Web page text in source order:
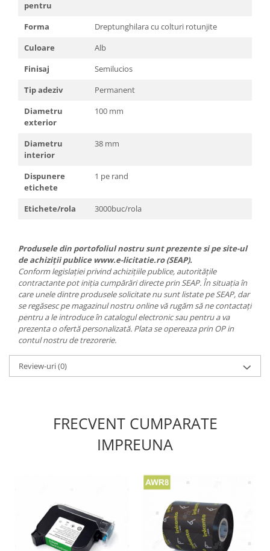
pentru
Forma
Dreptunghilara cu colturi rotunjite
Culoare
Alb
Finisaj
Semilucios
Tip adeziv
Permanent
Diametru
exterior
100 mm
Diametru
interior
38 mm
Dispunere
etichete
1 pe rand
Etichete/rola 3000buc/rola
Produsele din portofoliul nostru sunt prezente si pe site-ul
de achiziții publice www.e-licitatie.ro (SEAP).
Conform legislației privind achizițiile publice, autoritățile
contractante pot iniția cumpărări directe prin SEAP. În situația în
care unele dintre produsele solicitate nu sunt listate pe SEAP, dar
se regăsesc pe magazinul nostru online vă rugăm să ne contactați
pentru a le introduce în catalogul electronic sau pentru a va
prezenta o ofertă personalizată. Plata se opereaza prin OP in
contul nostru de trezorerie.
Review-uri(0)
FRECVENT CUMPARATE
IMPREUNA